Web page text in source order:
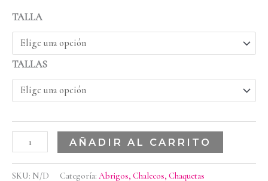
TALLA
TALLAS
AÑADIR AL CARRITO
SKU: N/D Categoría: Abrigos, Chalecos, Chaquetas